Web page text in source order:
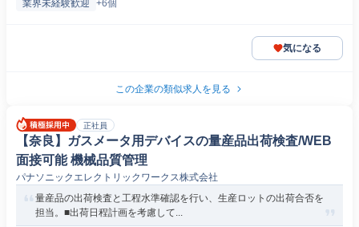
業界未経験歓迎 +6個
気になる
この企業の類似求人を見る
正社員
【奈良】ガスメータ用デバイスの量産品出荷検査/WEB
面接可能 機械品質管理
パナソニックエレクトリックワークス株式会社
量産品の出荷検査と工程水準確認を行い、生産ロットの出荷合否を
担当。■出荷日程計画を考慮して...